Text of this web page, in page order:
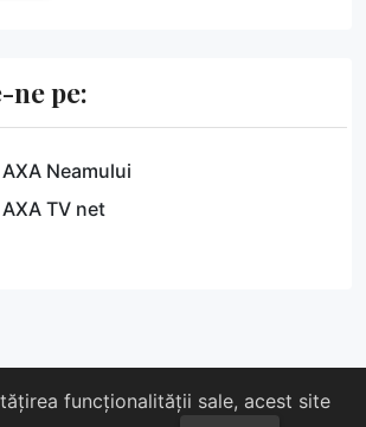
ne pe:
Neamului
TV net
Susține-ne
Contact
funcționalității sale, acest site